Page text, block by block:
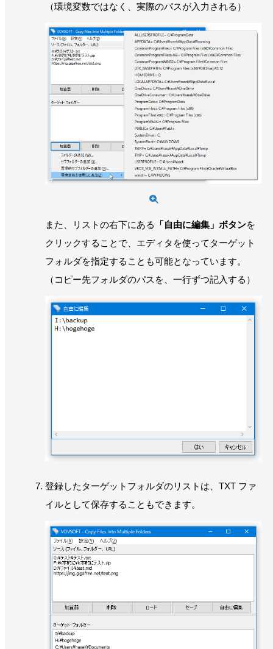
（環境変数ではなく、実際のパスが入力される）
また、リストの右下にある 「自由に編集」ボタンを
クリックすることで、エディタを使ってターゲット
フォルダを指定することも可能となっています。
（コピー先フォルダのパスを、一行ずつ記入する）
登録したターゲットフォルダのリストは、TXT ファ
イルとして保存することもできます。